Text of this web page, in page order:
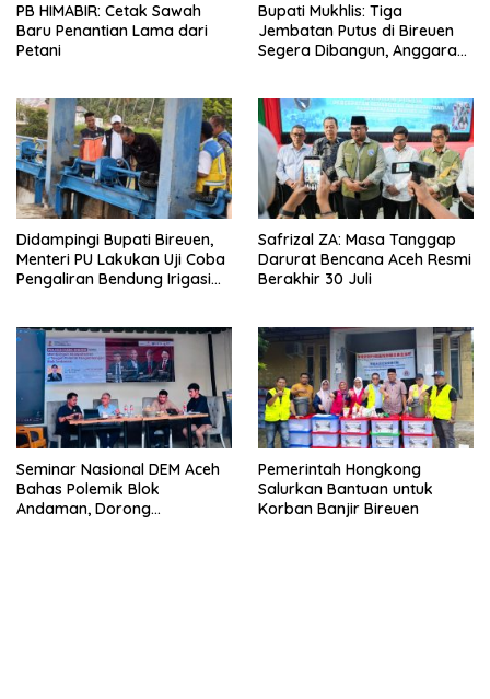
PB HIMABIR: Cetak Sawah
Baru Penantian Lama dari
Petani
Bupati Mukhlis: Tiga
Jembatan Putus di Bireuen
Segera Dibangun, Anggaran
Didampingi Bupati Bireuen,
Menteri PU Lakukan Uji Coba
Pengaliran Bendung Irigasi
Safrizal ZA: Masa Tanggap
Darurat Bencana Aceh Resmi
Berakhir 30 Juli
Seminar Nasional DEM Aceh
Bahas Polemik Blok
Andaman, Dorong
Pemerintah Hongkong
Salurkan Bantuan untuk
Korban Banjir Bireuen